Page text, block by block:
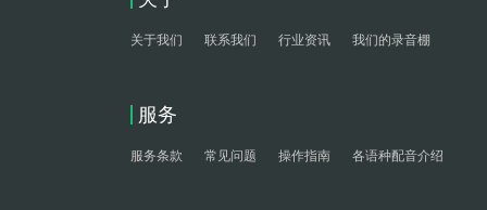
关于我们 联系我们 行业资讯 我们的录音棚
服务
服务条款 常见问题 操作指南 各语种配音介绍